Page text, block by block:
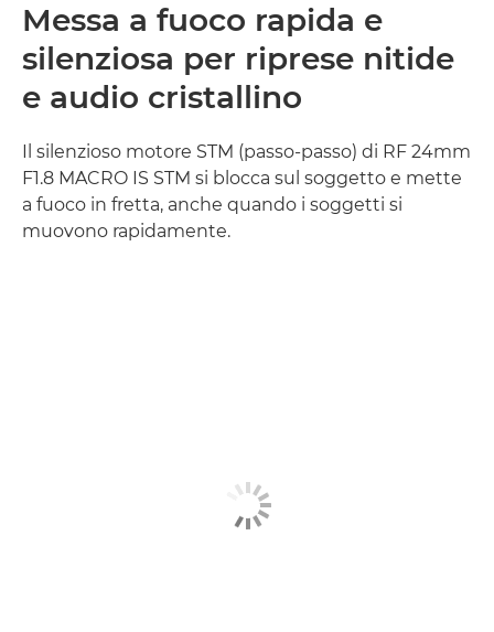
Messa a fuoco rapida e
silenziosa per riprese nitide
e audio cristallino
Il silenzioso motore STM (passo-passo) di RF 24mm
F1.8 MACRO IS STM si blocca sul soggetto e mette
a fuoco in fretta, anche quando i soggetti si
muovono rapidamente.